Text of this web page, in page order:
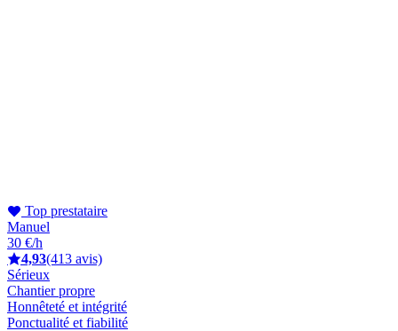
Top prestataire
Manuel
30 €/h
4,93(413 avis)
Sérieux
Chantier propre
Honnêteté et intégrité
Ponctualité et fiabilité